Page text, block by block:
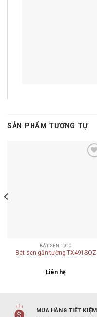
SẢN PHẨM TƯƠNG TỰ
BÁT SEN TOTO
Bát sen gắn tường TX491SQZ
Liên hệ
MUA HÀNG TIẾT KIỆM